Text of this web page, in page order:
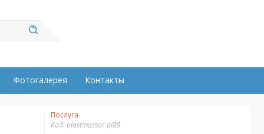
Фотогалерея Контакты
Послуга
Код:plastmassor pl89